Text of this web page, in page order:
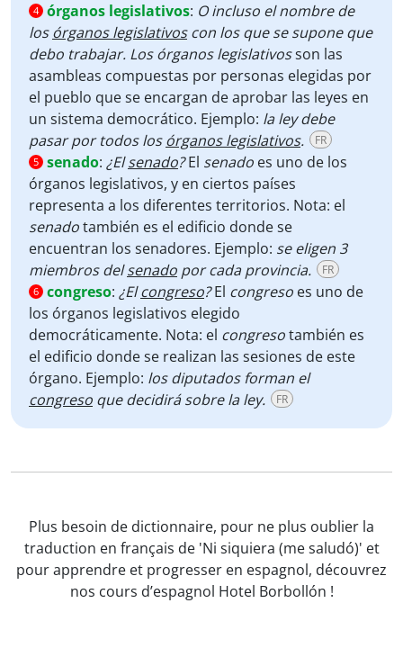
4 órganos legislativos: O incluso el nombre de
losórganos legislativos con los que se supone que
debo trabajar. Los órganos legislativosson las
asambleas compuestas por personas elegidas por
el pueblo que se encargan de aprobar las leyes en
un sistema democrático. Ejemplo: la ley debe
pasar por todos losórganos legislativos. FR
5 senado: ¿Elsenado?El senado es uno de los
órganos legislativos, y en ciertos países
representa a los diferentes territorios. Nota: el
senadotambién es el edificio donde se
encuentran los senadores. Ejemplo: se eligen 3
miembros delsenado por cada provincia. FR
6 congreso: ¿Elcongreso?El congreso es uno de
los órganos legislativos elegido
democráticamente. Nota: el congresotambién es
el edificio donde se realizan las sesiones de este
órgano. Ejemplo: los diputados forman el
congreso que decidirá sobre la ley. FR
Plus besoin de dictionnaire, pour ne plus oublier la
traduction en français de 'Ni siquiera (me saludó)' et
pour apprendre et progresser en espagnol, découvrez
nos cours d’espagnol Hotel Borbollón !